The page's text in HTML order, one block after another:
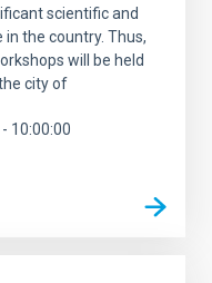
scientific and
the country. Thus,
will be held
city of
10:00:00